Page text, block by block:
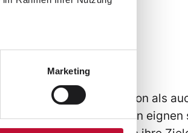
Marketing
internen Kommunikation als
Geschichten eignen